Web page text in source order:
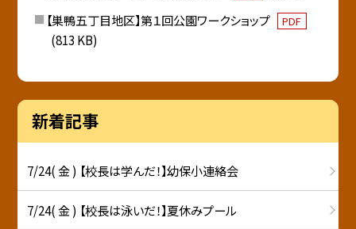
【巣鴨五丁目地区】第１回公園ワークショップ
PDF
(813 KB)
新着記事
7/24( 金 ) 【校長は学んだ！】幼保小連絡会
7/24( 金 ) 【校長は泳いだ！】夏休みプール